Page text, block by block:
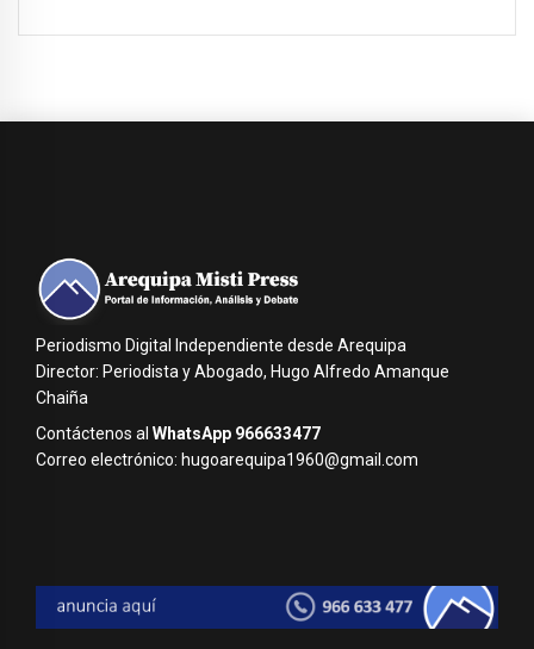
Periodismo Digital Independiente desde Arequipa
Director: Periodista y Abogado, Hugo Alfredo Amanque
Chaiña
Contáctenos al WhatsApp 966633477
Correo electrónico: hugoarequipa1960@gmail.com